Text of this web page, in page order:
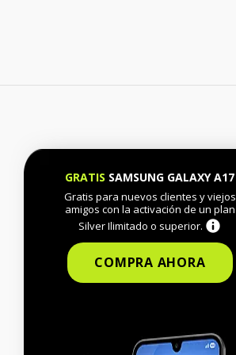
GRATIS SAMSUNG GALAXY A17
Gratis para nuevos clientes y viejos
amigos con la activación de un plan
Silver Ilimitado o superior.
COMPRA AHORA